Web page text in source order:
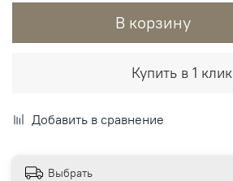
В корзину
Купить в 1 клик
Добавить в сравнение
Выбрать